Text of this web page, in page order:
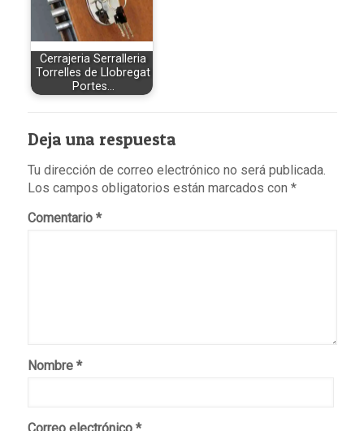
Cerrajeria Serralleria
Torrelles de Llobregat
Portes…
Deja una respuesta
Tu dirección de correo electrónico no será publicada.
Los campos obligatorios están marcados con *
Comentario *
Nombre *